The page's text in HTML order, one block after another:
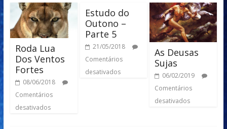
Roda Lua
Dos Ventos
Fortes
08/06/2018
Comentários
desativados
Estudo do
Outono –
Parte 5
21/05/2018
Comentários
desativados
As Deusas
Sujas
06/02/2019
Comentários
desativados